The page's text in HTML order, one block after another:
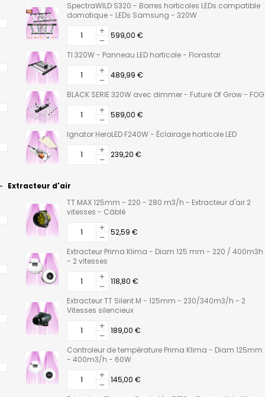
SpectraWILD S320 - Barres horticoles LEDs compatible
domotique - LEDs Samsung - 320W
599,00 €
TI 320W - Panneau LED horticole - Florastar
489,99 €
BLACK SERIE 320W avec dimmer - Future Of Grow - FOG
589,00 €
Ignator HeroLED F240W - Éclairage horticole LED
239,20 €
Extracteur d'air
TT MAX 125mm - 220 - 280 m3/h - Extracteur d'air 2
vitesses - Câblé
52,59 €
Extracteur Prima Klima - Diam 125 mm - 220 / 400m3h
- 2 vitesses
118,80 €
Extracteur TT Silent M - 125mm - 230/340m3/h - 2
Vitesses silencieux
189,00 €
Controleur de température Prima Klima - Diam 125mm
- 400m3/h - 60W
145,00 €